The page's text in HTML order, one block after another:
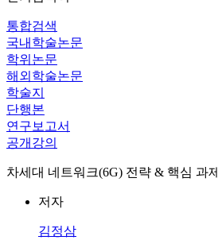
통합검색
국내학술논문
학위논문
해외학술논문
학술지
단행본
연구보고서
공개강의
차세대 네트워크(6G) 전략 & 핵심 과제
저자
김정삼